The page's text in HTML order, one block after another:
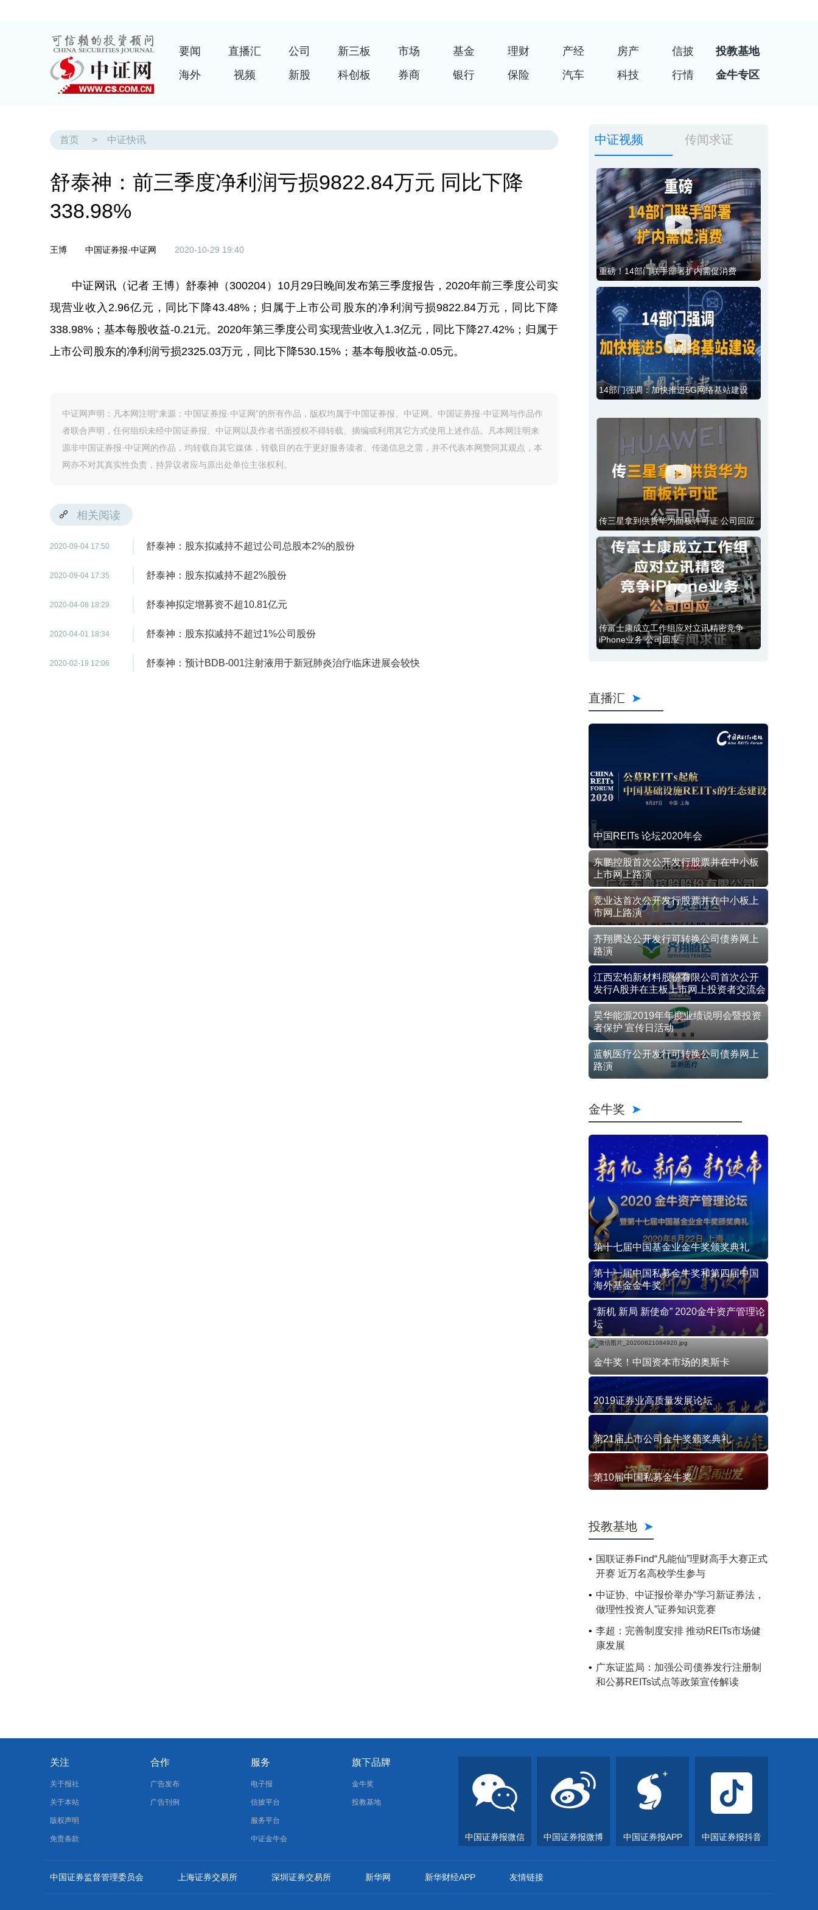
要闻 直播汇 公司 新三板 市场 基金 理财 产经 房产 信披
投教基地
海外
视频 新股 科创板 券商 银行 保险 汽车 科技 行情 金牛专区
首页 > 中证快讯
舒泰神：前三季度净利润亏损9822.84万元 同比下降
338.98%
王博 中国证券报·中证网 2020-10-29 19:40
中证网讯（记者 王博）舒泰神（300204）10月29日晚间发布第三季度报告，2020年前三季度公司实
现营业收入2.96亿元，同比下降43.48%；归属于上市公司股东的净利润亏损9822.84万元，同比下降
338.98%；基本每股收益-0.21元。2020年第三季度公司实现营业收入1.3亿元，同比下降27.42%；归属于
上市公司股东的净利润亏损2325.03万元，同比下降530.15%；基本每股收益-0.05元。
中证网声明：凡本网注明“来源：中国证券报·中证网”的所有作品，版权均属于中国证券报、中证网。中国证券报·中证网与作品作
者联合声明，任何组织未经中国证券报、中证网以及作者书面授权不得转载、摘编或利用其它方式使用上述作品。凡本网注明来
源非中国证券报·中证网的作品，均转载自其它媒体，转载目的在于更好服务读者、传递信息之需，并不代表本网赞同其观点，本
网亦不对其真实性负责，持异议者应与原出处单位主张权利。
相关阅读
2020-09-04 17:50 舒泰神：股东拟减持不超过公司总股本2%的股份
2020-09-04 17:35 舒泰神：股东拟减持不超2%股份
2020-04-08 18:29 舒泰神拟定增募资不超10.81亿元
2020-04-01 18:34 舒泰神：股东拟减持不超过1%公司股份
2020-02-19 12:06 舒泰神：预计BDB-001注射液用于新冠肺炎治疗临床进展会较快
中证视频 传闻求证
重磅！14部门联手部署扩内需促消费
14部门强调：加快推进5G网络基站建设
传三星拿到供货华为面板许可证 公司回应
传富士康成立工作组应对立讯精密竞争
iPhone业务 公司回应
直播汇
中国REITs 论坛2020年会
东鹏控股首次公开发行股票并在中小板
上市网上路演
竞业达首次公开发行股票并在中小板上
市网上路演
齐翔腾达公开发行可转换公司债券网上
路演
江西宏柏新材料股份有限公司首次公开
发行A股并在主板上市网上投资者交流会
昊华能源2019年年度业绩说明会暨投资
者保护 宣传日活动
蓝帆医疗公开发行可转换公司债券网上
路演
金牛奖
第十七届中国基金业金牛奖颁奖典礼
第十一届中国私募金牛奖和第四届中国
海外基金金牛奖
“新机 新局 新使命” 2020金牛资产管理论
坛
金牛奖！中国资本市场的奥斯卡
2019证券业高质量发展论坛
第21届上市公司金牛奖颁奖典礼
第10届中国私募金牛奖
投教基地
国联证券Find“凡能仙”理财高手大赛正式
开赛 近万名高校学生参与
中证协、中证报价举办“学习新证券法，
做理性投资人”证券知识竞赛
李超：完善制度安排 推动REITs市场健
康发展
广东证监局：加强公司债券发行注册制
和公募REITs试点等政策宣传解读
关注
关于报社
关于本站
版权声明
免责条款
合作
广告发布
广告刊例
服务
电子报
信披平台
服务平台
中证金牛会
旗下品牌
金牛奖
投教基地
中国证券报微信 中国证券报微博 中国证券报APP 中国证券报抖音
中国证券监督管理委员会 上海证券交易所 深圳证券交易所 新华网 新华财经APP 友情链接